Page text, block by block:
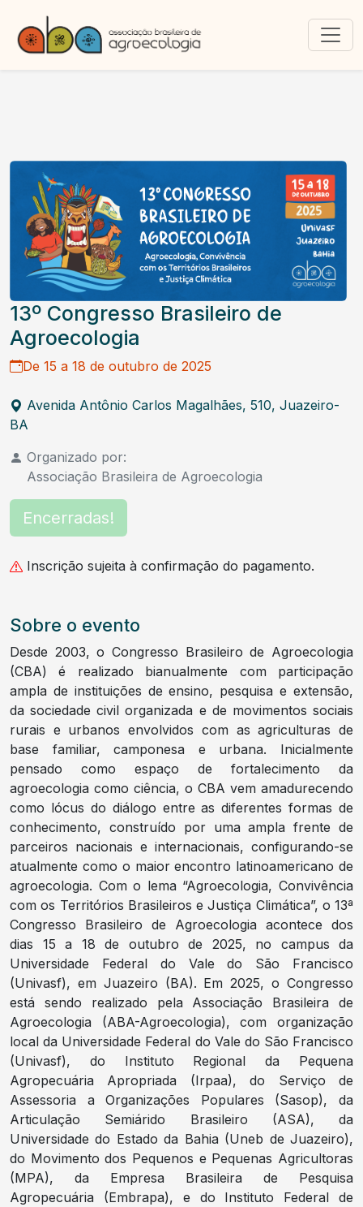
13º Congresso Brasileiro de
Agroecologia
De 15 a 18 de outubro de 2025
Avenida Antônio Carlos Magalhães, 510, Juazeiro-
BA
Organizado por:
Associação Brasileira de Agroecologia
Encerradas!
Inscrição sujeita à confirmação do pagamento.
Sobre o evento
Desde 2003, o Congresso Brasileiro de Agroecologia
(CBA) é realizado bianualmente com participação
ampla de instituições de ensino, pesquisa e extensão,
da sociedade civil organizada e de movimentos sociais
rurais e urbanos envolvidos com as agriculturas de
base familiar, camponesa e urbana. Inicialmente
pensado como espaço de fortalecimento da
agroecologia como ciência, o CBA vem amadurecendo
como lócus do diálogo entre as diferentes formas de
conhecimento, construído por uma ampla frente de
parceiros nacionais e internacionais, configurando-se
atualmente como o maior encontro latinoamericano de
agroecologia. Com o lema “Agroecologia, Convivência
com os Territórios Brasileiros e Justiça Climática”, o 13ª
Congresso Brasileiro de Agroecologia acontece dos
dias 15 a 18 de outubro de 2025, no campus da
Universidade Federal do Vale do São Francisco
(Univasf), em Juazeiro (BA). Em 2025, o Congresso
está sendo realizado pela Associação Brasileira de
Agroecologia (ABA-Agroecologia), com organização
local da Universidade Federal do Vale do São Francisco
(Univasf), do Instituto Regional da Pequena
Agropecuária Apropriada (Irpaa), do Serviço de
Assessoria a Organizações Populares (Sasop), da
Articulação Semiárido Brasileiro (ASA), da
Universidade do Estado da Bahia (Uneb de Juazeiro),
do Movimento dos Pequenos e Pequenas Agricultoras
(MPA), da Empresa Brasileira de Pesquisa
Agropecuária (Embrapa), e do Instituto Federal de